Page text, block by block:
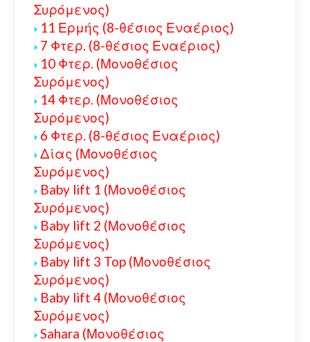
Συρόμενος)
11 Ερμής (8-θέσιος Εναέριος)
7 Φτερ. (8-θέσιος Εναέριος)
10 Φτερ. (Μονοθέσιος
Συρόμενος)
14 Φτερ. (Μονοθέσιος
Συρόμενος)
6 Φτερ. (8-θέσιος Εναέριος)
Δίας (Μονοθέσιος
Συρόμενος)
Baby lift 1 (Μονοθέσιος
Συρόμενος)
Baby lift 2 (Μονοθέσιος
Συρόμενος)
Baby lift 3 Top (Μονοθέσιος
Συρόμενος)
Baby lift 4 (Μονοθέσιος
Συρόμενος)
Sahara (Μονοθέσιος